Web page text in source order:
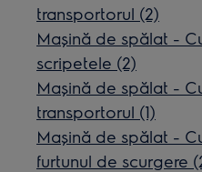
transportorul (2)
Mașină de spălat -
scripetele (2)
Mașină de spălat -
transportorul (1)
Mașină de spălat -
furtunul de scurgere